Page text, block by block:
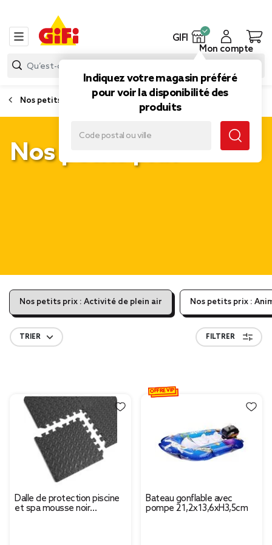
GIFI
Indiquez votre magasin préféré
pour voir la disponibilité des
produits
Mon compte
Nos petits prix : Extérieur et Animalerie
Nos petits prix
Nos petits prix : Activité de plein air Nos petits prix :
TRIER FILTRER
Dalle de protection piscine
et spa mousse noir
Bateau gonflable avec
pompe 21,2x13,6xH3,5cm
OFFRE VIP